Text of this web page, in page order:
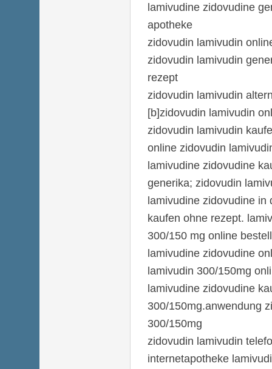
lamivudine zidovudine
apotheke
zidovudin lamivudin
zidovudin lamivudin
rezept
zidovudin lamivudin
[b]zidovudin lamivudin
zidovudin lamivudin
online zidovudin
lamivudine zidovudine
generika; zidovudin
lamivudine zidovudine in
kaufen ohne rezept.
300/150 mg online
lamivudine zidovudine
lamivudin 300/150mg
lamivudine zidovudine
300/150mg.anwendung
300/150mg
zidovudin lamivudin
internetapotheke